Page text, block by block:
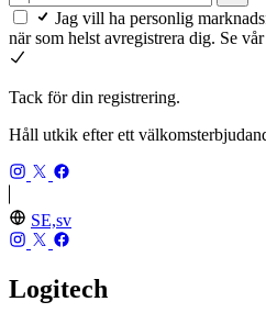
Jag vill ha personlig
när som helst avregistrera dig. Se vår
Tack för din registrering.
Håll utkik efter ett
SE,sv
Logitech